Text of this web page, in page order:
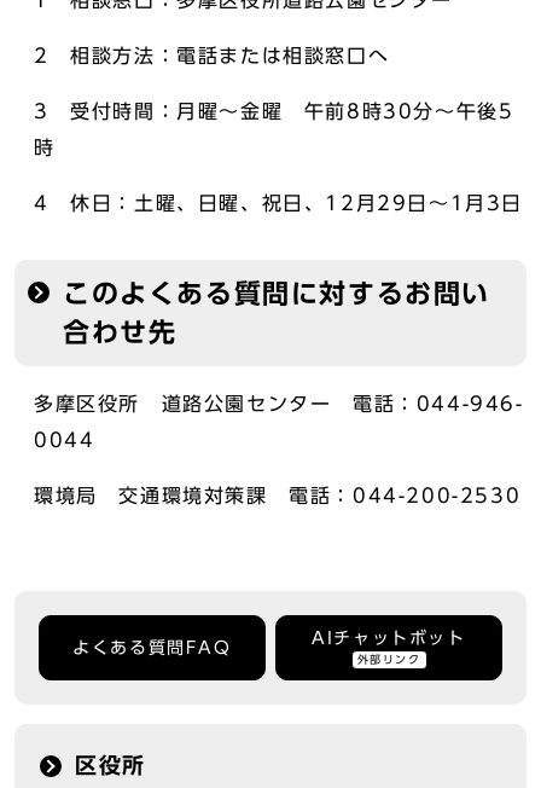
2 相談方法：電話または相談窓口へ
3 受付時間：月曜～金曜 午前8時30分～午後5
時
4 休日：土曜、日曜、祝日、12月29日～1月3日
このよくある質問に対するお問い
合わせ先
多摩区役所 道路公園センター 電話：044-946-
0044
環境局 交通環境対策課 電話：044-200-2530
よくある質問FAQ
AIチャットボット
外部リンク
区役所